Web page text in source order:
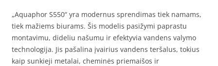
„Aquaphor S550“ yra modernus sprendimas tiek namams,
tiek mažiems biurams. Šis modelis pasižymi paprastu
montavimu, dideliu našumu ir efektyvia vandens valymo
technologija. Jis pašalina įvairius vandens teršalus, tokius
kaip sunkieji metalai, cheminės priemaišos ir